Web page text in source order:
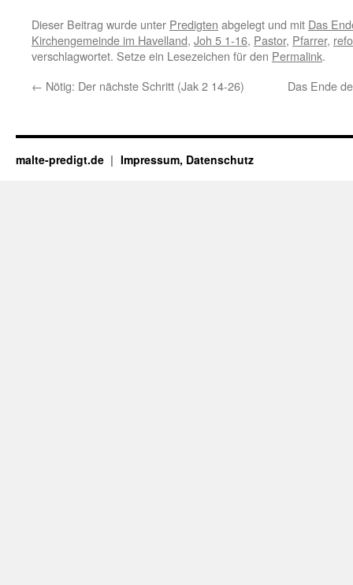
Dieser Beitrag wurde unter Predigten abgelegt und mit Das
Kirchengemeinde im Havelland, Joh 5 1-16, Pastor, Pfarrer,
verschlagwortet. Setze ein Lesezeichen für den Permalink.
← Nötig: Der nächste Schritt (Jak 2 14-26) Das Ende
malte-predigt.de Impressum, Datenschutz